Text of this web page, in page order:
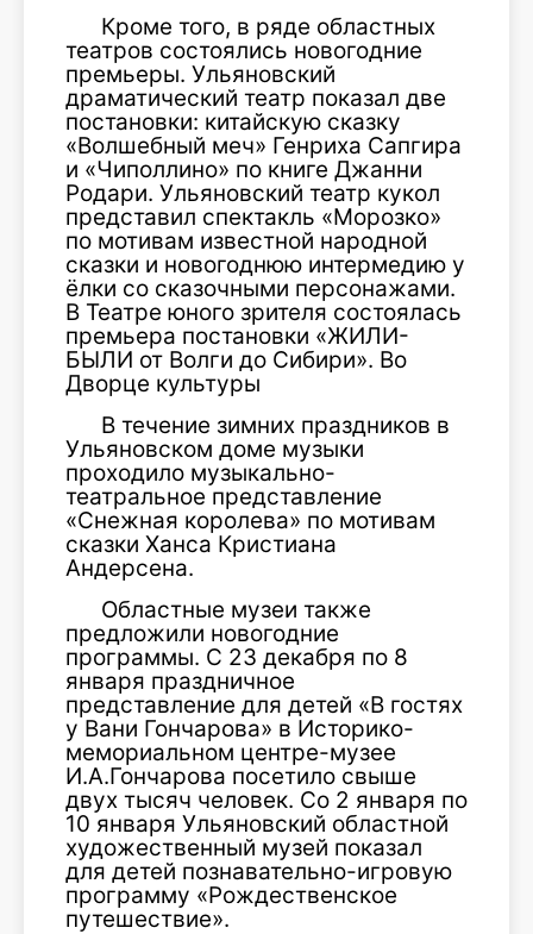
Кроме того, в ряде областных
театров состоялись новогодние
премьеры. Ульяновский
драматический театр показал две
постановки: китайскую сказку
«Волшебный меч» Генриха Сапгира
и «Чиполлино» по книге Джанни
Родари. Ульяновский театр кукол
представил спектакль «Морозко»
по мотивам известной народной
сказки и новогоднюю интермедию у
ёлки со сказочными персонажами.
В Театре юного зрителя состоялась
премьера постановки «ЖИЛИ-
БЫЛИ от Волги до Сибири». Во
Дворце культуры
В течение зимних праздников в
Ульяновском доме музыки
проходило музыкально-
театральное представление
«Снежная королева» по мотивам
сказки Ханса Кристиана
Андерсена.
Областные музеи также
предложили новогодние
программы. С 23 декабря по 8
января праздничное
представление для детей «В гостях
у Вани Гончарова» в Историко-
мемориальном центре-музее
И.А.Гончарова посетило свыше
двух тысяч человек. Со 2 января по
10 января Ульяновский областной
художественный музей показал
для детей познавательно-игровую
программу «Рождественское
путешествие».